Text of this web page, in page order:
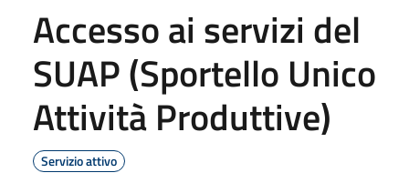
Accesso ai servizi del
SUAP (Sportello Unico
Attività Produttive)
Servizio attivo